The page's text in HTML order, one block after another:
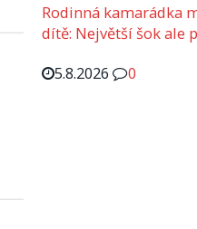
Rodinná kamarádka
dítě: Největší šok ale
5.8.2026
0